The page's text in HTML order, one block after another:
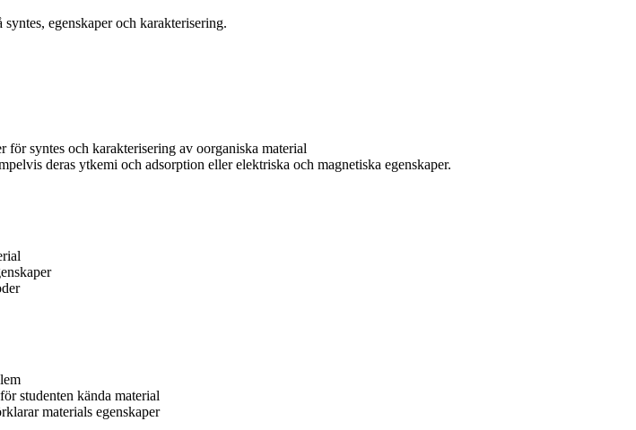
egenskaper och karakterisering.
syntes och karakterisering av oorganiska material
deras ytkemi och adsorption eller elektriska och magnetiska egenskaper.
studenten kända material
materials egenskaper